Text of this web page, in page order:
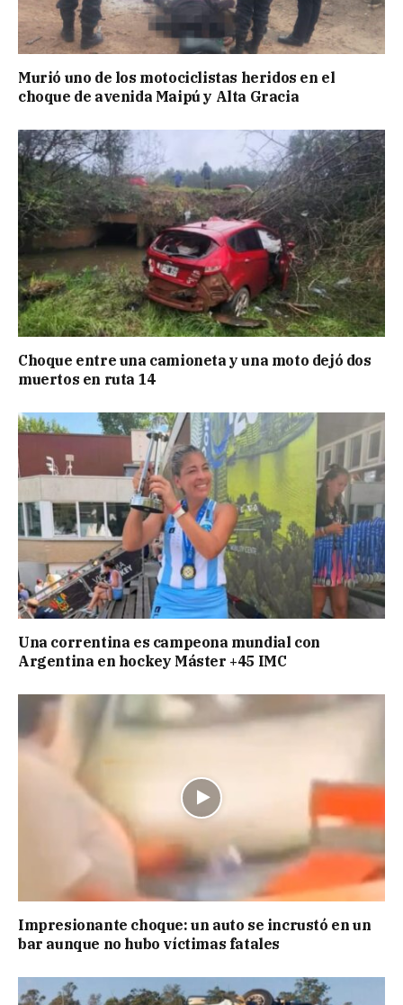
Murió uno de los motociclistas heridos en el
choque de avenida Maipú y Alta Gracia
Choque entre una camioneta y una moto dejó dos
muertos en ruta 14
Una correntina es campeona mundial con
Argentina en hockey Máster +45 IMC
Impresionante choque: un auto se incrustó en un
bar aunque no hubo víctimas fatales